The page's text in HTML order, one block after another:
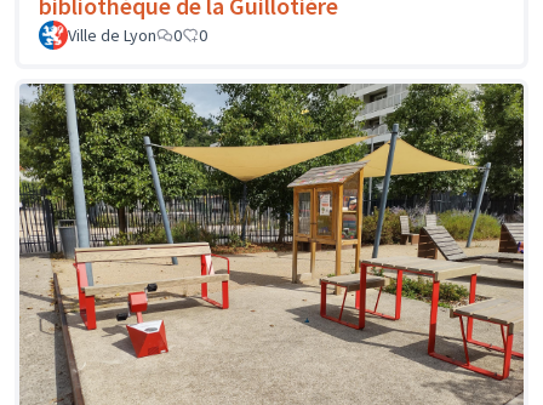
Ville de Lyon 0 0